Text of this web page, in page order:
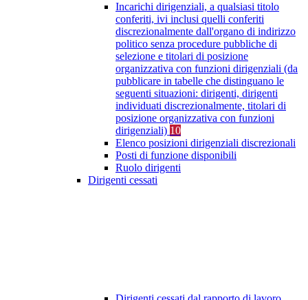
Incarichi dirigenziali, a qualsiasi titolo
conferiti, ivi inclusi quelli conferiti
discrezionalmente dall'organo di indirizzo
politico senza procedure pubbliche di
selezione e titolari di posizione
organizzativa con funzioni dirigenziali (da
pubblicare in tabelle che distinguano le
seguenti situazioni: dirigenti, dirigenti
individuati discrezionalmente, titolari di
posizione organizzativa con funzioni
dirigenziali) 10
Elenco posizioni dirigenziali discrezionali
Posti di funzione disponibili
Ruolo dirigenti
Dirigenti cessati